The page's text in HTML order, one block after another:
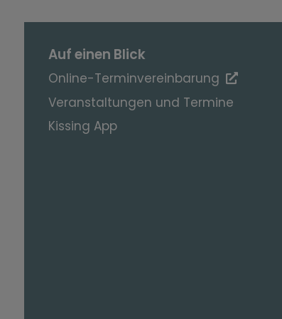
Auf einen Blick
Online-Terminvereinbarung
Veranstaltungen und Termine
Kissing App